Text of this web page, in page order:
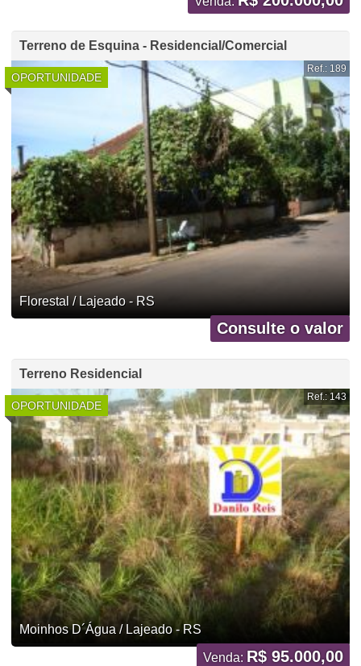
Terreno de Esquina - Residencial/Comercial
OPORTUNIDADE
Ref.: 189
Florestal / Lajeado - RS
Consulte o valor
Terreno Residencial
OPORTUNIDADE
Ref.: 143
Moinhos D´Água / Lajeado - RS
Venda: R$ 95.000,00